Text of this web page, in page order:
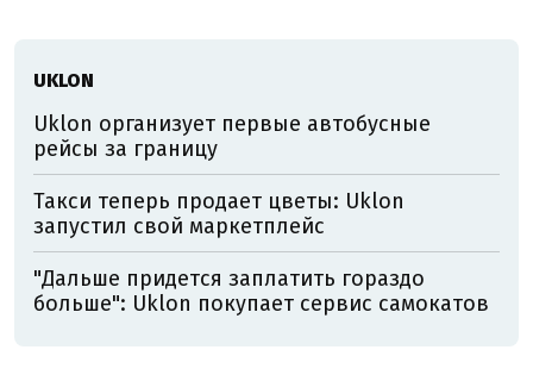
UKLON
Uklon организует первые автобусные
рейсы за границу
Такси теперь продает цветы: Uklon
запустил свой маркетплейс
"Дальше придется заплатить гораздо
больше": Uklon покупает сервис самокатов